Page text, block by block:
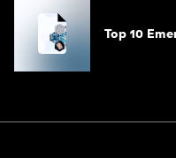
Top 10